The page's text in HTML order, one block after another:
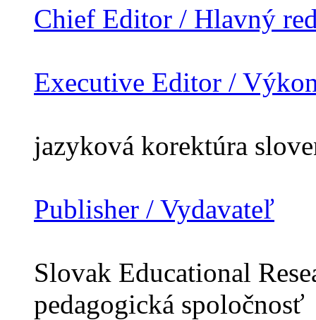
Chief Editor / Hlavný
Executive Editor /
jazyková korektúra
Publisher / Vydavateľ
Slovak Educational
pedagogická spoločnosť